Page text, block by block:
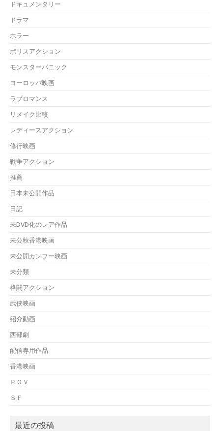
ドキュメンタリー
ドラマ
ホラー
ポリスアクション
モンスターパニック
ヨーロッパ映画
ラブロマンス
リメイク比較
レディースアクション
修行映画
戦争アクション
推薦
日本未公開作品
日記
未DVD化のレア作品
未公秋香港映画
未公開カンフー映画
未分類
格闘アクション
武侠映画
紹介動画
西部劇
配信専用作品
香港映画
ＰＯＶ
ＳＦ
最近の投稿